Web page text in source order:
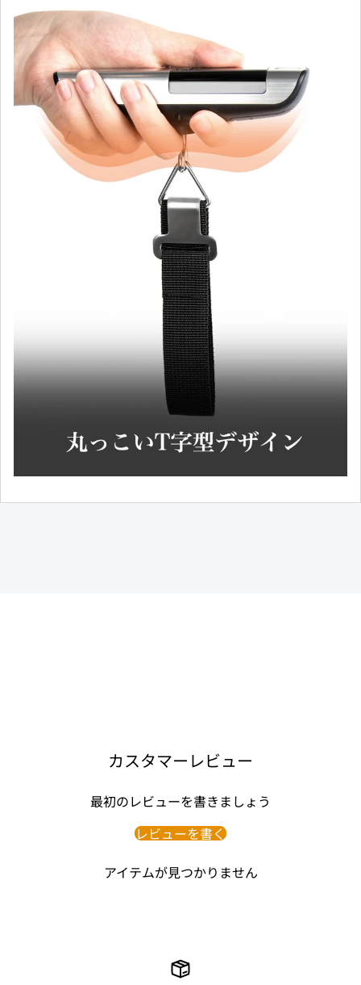
カスタマーレビュー
最初のレビューを書きましょう
レビューを書く
アイテムが見つかりません